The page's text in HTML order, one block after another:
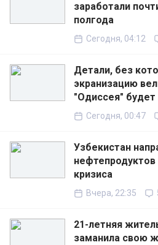
заработали
полгода
Сегодня, 04:12
Детали, без
экранизацию
"Одиссея"
Сегодня, 00:47
Узбекистан
кризиса
Вчера, 22:35
21-летняя
заманила свою